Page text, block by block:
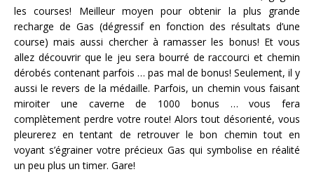
les courses! Meilleur moyen pour obtenir la plus grande
recharge de Gas (dégressif en fonction des résultats d’une
course) mais aussi chercher à ramasser les bonus! Et vous
allez découvrir que le jeu sera bourré de raccourci et chemin
dérobés contenant parfois … pas mal de bonus! Seulement, il y
aussi le revers de la médaille. Parfois, un chemin vous faisant
miroiter une caverne de 1000 bonus … vous fera
complètement perdre votre route! Alors tout désorienté, vous
pleurerez en tentant de retrouver le bon chemin tout en
voyant s’égrainer votre précieux Gas qui symbolise en réalité
un peu plus un timer. Gare!